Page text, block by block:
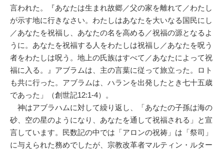
言われた。『あなたは生まれ故郷／父の家を離れて／わたし
が示す地に行きなさい。わたしはあなたを大いなる国民にし
／あなたを祝福し、あなたの名を高める／祝福の源となるよ
うに。あなたを祝福する人をわたしは祝福し／あなたを呪う
者をわたしは呪う。地上の氏族はすべて／あなたによって祝
福に入る。』アブラムは、主の言葉に従って旅立った。ロト
も共に行った。アブラムは、ハランを出発したとき七十五歳
であった」（創世記12:1-4）。
神はアブラハムに対して繰り返し、「あなたの子孫は海の
砂、空の星のようになり、あなたを通して祝福される」と宣
言しています。民数記の中では「アロンの祝祷」は「祭司」
に与えられた務めでしたが、宗教改革者マルティン・ルター